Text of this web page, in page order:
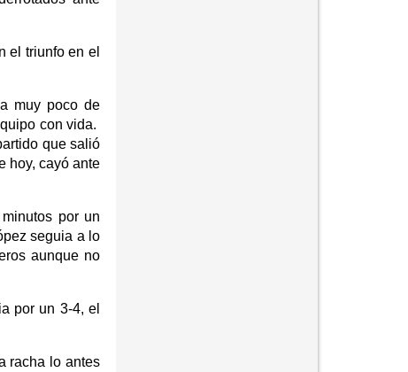
el triunfo en el
muy poco de
con vida.
que salió
hoy, cayó ante
por un
seguia a lo
aunque no
por un 3-4, el
racha lo antes